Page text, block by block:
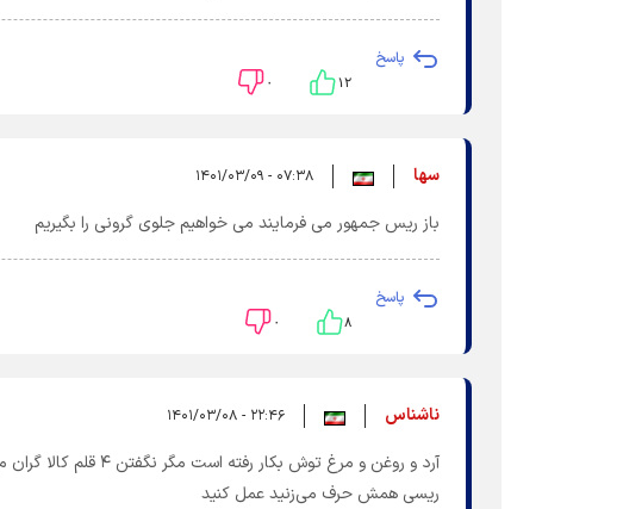
پاسخ
۱۲ ۰
سها ۰۷:۳۸ - ۱۴۰۱/۰۳/۰۹
باز ریس جمهور می فرمایند می خواهیم جلوی گرونی را بگیریم
پاسخ
۸ ۰
ناشناس ۲۲:۴۶ - ۱۴۰۱/۰۳/۰۸
آرد و روغن و مرغ توش
ریسی همش حرف می‌زنید عمل کنید